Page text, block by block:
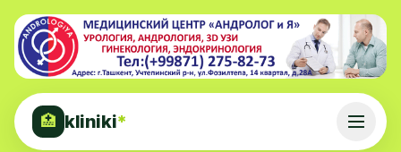
🏥 kliniki*